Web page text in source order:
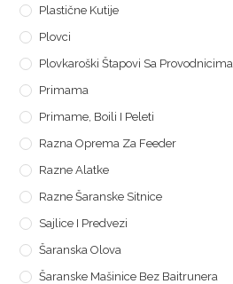
Plastične Kutije
Plovci
Plovkaroški Štapovi Sa Provodnicima
Primama
Primame, Boili I Peleti
Razna Oprema Za Feeder
Razne Alatke
Razne Šaranske Sitnice
Sajlice I Predvezi
Šaranska Olova
Šaranske Mašinice Bez Baitrunera